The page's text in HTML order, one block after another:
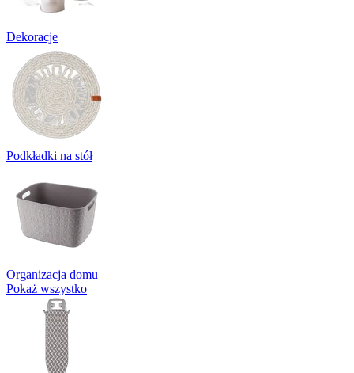
Dekoracje
Podkładki na stół
Organizacja domu
Pokaż wszystko